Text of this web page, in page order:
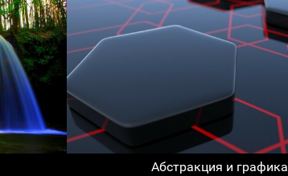
Абстракция и графика